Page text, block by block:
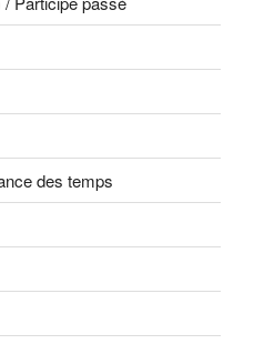
des temps